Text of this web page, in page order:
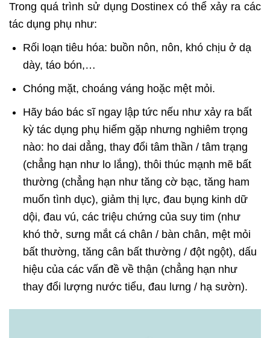
Trong quá trình sử dụng Dostinex có thể xảy ra các
tác dụng phụ như:
Rối loạn tiêu hóa: buồn nôn, nôn, khó chịu ở dạ
dày, táo bón,…
Chóng mặt, choáng váng hoặc mệt mỏi.
Hãy báo bác sĩ ngay lập tức nếu như xảy ra bất
kỳ tác dụng phụ hiếm gặp nhưng nghiêm trọng
nào: ho dai dẳng, thay đổi tâm thần / tâm trạng
(chẳng hạn như lo lắng), thôi thúc mạnh mẽ bất
thường (chẳng hạn như tăng cờ bạc, tăng ham
muốn tình dục), giảm thị lực, đau bụng kinh dữ
dội, đau vú, các triệu chứng của suy tim (như
khó thở, sưng mắt cá chân / bàn chân, mệt mỏi
bất thường, tăng cân bất thường / đột ngột), dấu
hiệu của các vấn đề về thận (chẳng hạn như
thay đổi lượng nước tiểu, đau lưng / hạ sườn).